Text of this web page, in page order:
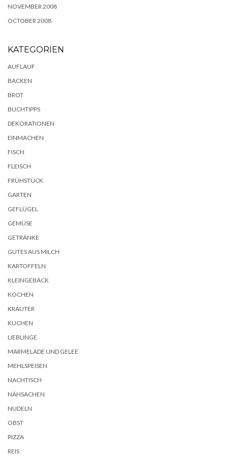
NOVEMBER 2008
OCTOBER 2008
KATEGORIEN
AUFLAUF
BACKEN
BROT
BUCHTIPPS
DEKORATIONEN
EINMACHEN
FISCH
FLEISCH
FRÜHSTÜCK
GARTEN
GEFLÜGEL
GEMÜSE
GETRÄNKE
GUTES AUS MILCH
KARTOFFELN
KLEINGEBÄCK
KOCHEN
KRÄUTER
KUCHEN
LIEBLINGE
MARMELADE UND GELEE
MEHLSPEISEN
NACHTISCH
NÄHSACHEN
NUDELN
OBST
PIZZA
REIS